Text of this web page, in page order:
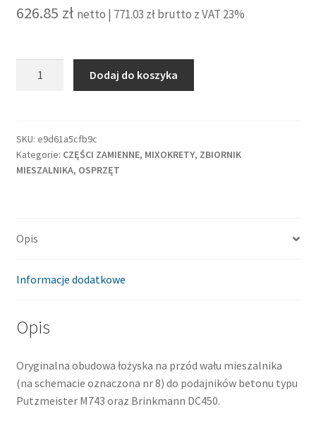
626.85 zł netto | 771.03 złbrutto z VAT 23%
Putzmeister
Brinkmann
oryginał
Dodaj do koszyka
SKU: e9d61a5cfb9c
Kategorie: CZĘŚCI ZAMIENNE, MIXOKRETY, ZBIORNIK
MIESZALNIKA, OSPRZĘT
Opis
Informacje dodatkowe
Opis
Oryginalna obudowa łożyska na przód wału mieszalnika
(na schemacie oznaczona nr 8) do podajników betonu typu
Putzmeister M743 oraz Brinkmann DC450.